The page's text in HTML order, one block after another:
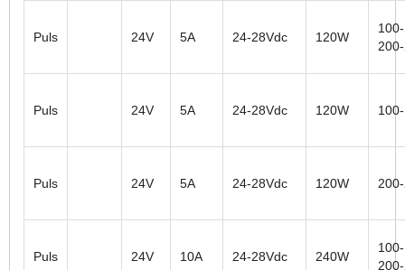
Puls 24V 5A 24-28Vdc 120W
Puls 24V 5A 24-28Vdc 120W
Puls 24V 5A 24-28Vdc 120W
Puls 24V 10A 24-28Vdc 240W